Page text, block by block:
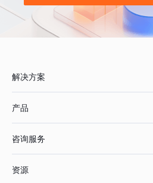
解决方案
鞋服行业
产品
咨询服务
资源